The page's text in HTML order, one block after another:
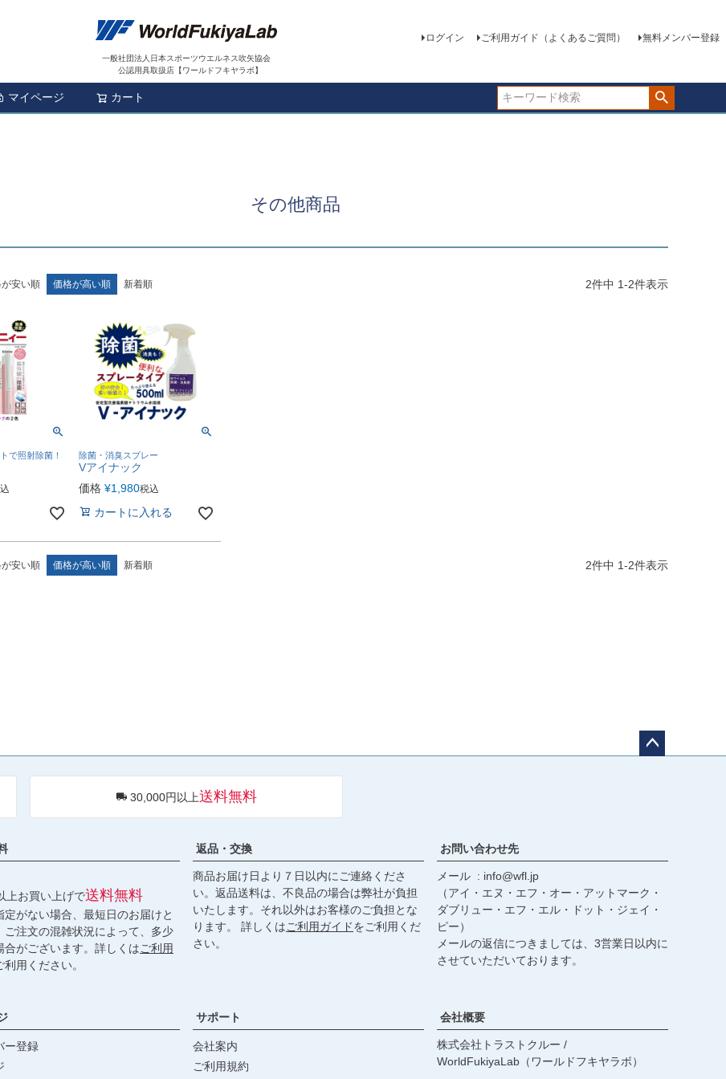
一般社団法人日本スポーツウエルネス吹矢協会
公認用具取扱店【ワールドフキヤラボ】
ログイン ご利用ガイド（よくあるご質問） 無料メンバー登録
マイページ カート
その他商品
安い順 価格が高い順 新着順 2件中 1-2件表示
で照射除菌！ 除菌・消臭スプレー
Vアイナック
価格 ¥1,980税込
カートに入れる
安い順 価格が高い順 新着順 2件中 1-2件表示
30,000円以上送料無料
上お買い上げで送料無料
定がない場合、最短日のお届けと
ご注文の混雑状況によって、多少
合がございます。詳しくはご利用
利用ください。
返品・交換
商品お届け日より７日以内にご連絡くださ
い。返品送料は、不良品の場合は弊社が負担
いたします。それ以外はお客様のご負担とな
ります。 詳しくはご利用ガイドをご利用くだ
さい。
お問い合わせ先
メール
info@wfl.jp
（アイ・エヌ・エフ・オー・アットマーク・
ダブリュー・エフ・エル・ドット・ジェイ・
ピー）
メールの返信につきましては、3営業日以内に
させていただいております。
ー登録
サポート
会社案内
ご利用規約
会社概要
株式会社トラストクルー /
WorldFukiyaLab（ワールドフキヤラボ）